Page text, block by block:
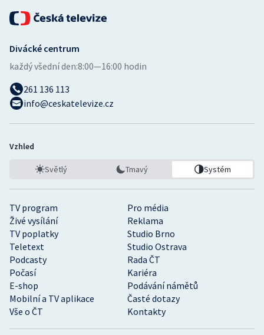
TV program
Pro média
Živé vysílání
Reklama
TV poplatky
Studio Brno
Teletext
Studio Ostrava
Podcasty
Rada ČT
Počasí
Kariéra
E-shop
Podávání námětů
Mobilní a TV aplikace
Časté dotazy
Vše o ČT
Kontakty
Divácké centrum
každý všední den:8:00—16:00 hodin
261 136 113
info@ceskatelevize.cz
Vzhled
Světlý Tmavý Systém